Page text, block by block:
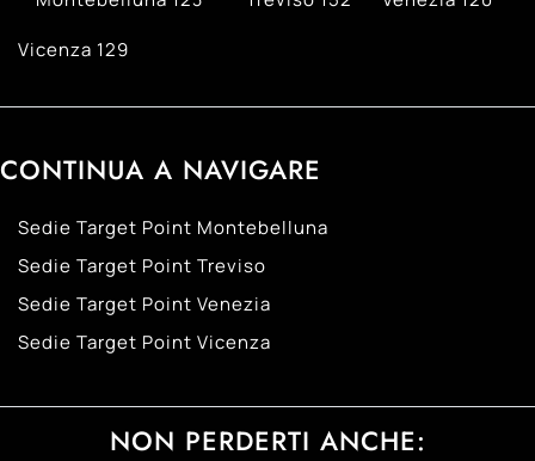
Vicenza 129
CONTINUA A NAVIGARE
Sedie Target Point Montebelluna
Sedie Target Point Treviso
Sedie Target Point Venezia
Sedie Target Point Vicenza
NON PERDERTI ANCHE: